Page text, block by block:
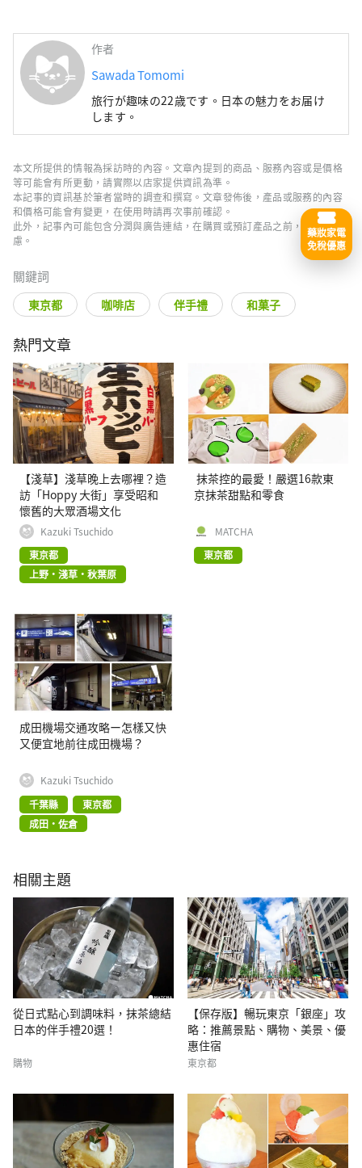
作者
Sawada Tomomi
旅行が趣味の22歳です。日本の魅力をお届け
します。
本文所提供的情報為採訪時的內容。文章內提到的商品、服務內容或是價格
等可能會有所更動，請實際以店家提供資訊為準。
本記事的資訊基於筆者當時的調查和撰寫。文章發佈後，產品或服務的內容
和價格可能會有變更，在使用時請再次事前確認。
此外，記事內可能包含分潤與廣告連結，在購買或預訂產品之前，請謹慎考
慮。
關鍵詞
東京都 咖啡店 伴手禮 和菓子
熱門文章
【淺草】淺草晚上去哪裡？造
訪「Hoppy 大街」享受昭和
懷舊的大眾酒場文化
Kazuki Tsuchido
東京都
上野・淺草・秋葉原
抹茶控的最愛！嚴選16款東
京抹茶甜點和零食
MATCHA
東京都
成田機場交通攻略ー怎樣又快
又便宜地前往成田機場？
Kazuki Tsuchido
千葉縣
東京都
成田・佐倉
相關主題
從日式點心到調味料，抹茶總結
日本的伴手禮20選！
購物
【保存版】暢玩東京「銀座」攻
略：推薦景點、購物、美景、優
惠住宿
東京都
藥妝家電
免稅優惠